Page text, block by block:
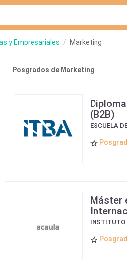
y Empresariales Marketing
Posgrados de Marketing
(B2B)
ESCUELA
Máster
INSTITUTO